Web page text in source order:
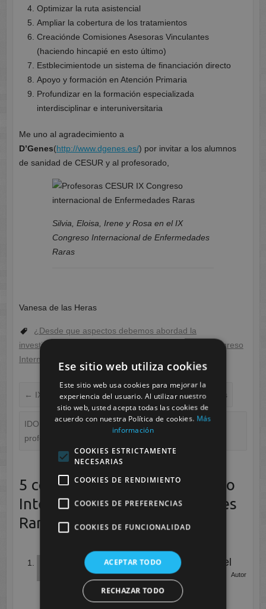
Optimizar la ruta asistencial
Ampliar la cobertura de los tratamientos
Creaciónde Comisiones Asesoras Vinculantes
(haciendo hincapié en esto último)
Estblecimientode un sistema de financiación directo
Apoyo y formación en Atención Primaria
Profundizar en la formación especializada
interdisciplinar e interuniversitaria
Me uno al agradecimiento a
D’Genes(http://www.dgenes.es/) por invitar a los alumnos
de sanidad de CESUR y al profesorado,
Silvia, Eloisa, Irene y Rosa en el IX
Congreso Internacional de Enfermedades
Raras
Vanesa de las Heras
¿Desde que aspectos debemos abordad la
investigación sobre las Enfermedades Raras?
IX Congreso
Internacional de Enfermedades Raras
← IX Congreso Internacional de Enfermedades Raras
IDOR2016 – Una Jornada exitosa para todos los
profesionales y alumnos que asistieron
5 comentarios en «IX Congreso
Internacional de Enfermedades
Raras. 2ª Parte»
Departamento de Imagen para el
Diagnóstico y Medicina Nuclear
Autor
noviembre 21, 2016 a las 3:24 pm
Ese sitio web utiliza cookies
Este sitio web usa cookies para mejorar la
experiencia del usuario. Al utilizar nuestro
sitio web, usted acepta todas las cookies de
acuerdo con nuestra Política de cookies. Más
información
COOKIES ESTRICTAMENTE
NECESARIAS
COOKIES DE RENDIMIENTO
COOKIES DE PREFERENCIAS
COOKIES DE FUNCIONALIDAD
ACEPTAR TODO
RECHAZAR TODO